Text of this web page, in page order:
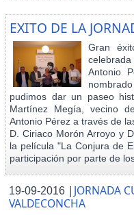
EXITO DE LA
Gran
Antonio
pudimos dar un paseo
Martínez Megía, vecino
Antonio Pérez a través de
D. Ciriaco Morón Arroyo y
la película "La Conjura de
participación por parte de
19-09-2016 | JORNADA
VALDECONCHA